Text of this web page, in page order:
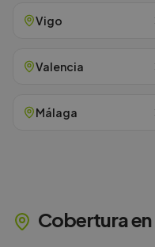
Vigo
Valencia
Málaga
Cobertura en